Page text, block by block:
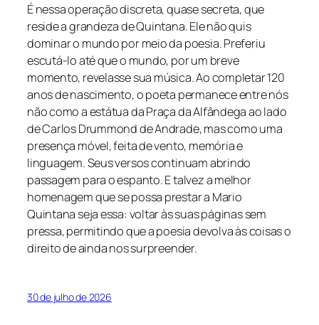
É nessa operação discreta, quase secreta, que
reside a grandeza de Quintana. Ele não quis
dominar o mundo por meio da poesia. Preferiu
escutá-lo até que o mundo, por um breve
momento, revelasse sua música. Ao completar 120
anos de nascimento, o poeta permanece entre nós
não como a estátua da Praça da Alfândega ao lado
de Carlos Drummond de Andrade, mas como uma
presença móvel, feita de vento, memória e
linguagem. Seus versos continuam abrindo
passagem para o espanto. E talvez a melhor
homenagem que se possa prestar a Mario
Quintana seja essa: voltar às suas páginas sem
pressa, permitindo que a poesia devolva às coisas o
direito de ainda nos surpreender.
30 de julho de 2026